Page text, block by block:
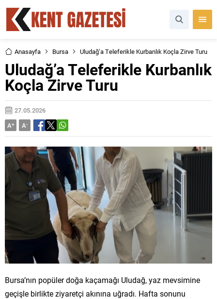
Anasayfa Bursa Uludağ’a Teleferikle Kurbanlık Koçla Zirve Turu
Uludağ’a Teleferikle Kurbanlık
Koçla Zirve Turu
27.05.2026
A+ A-
Bursa’nın popüler doğa kaçamağı Uludağ, yaz mevsimine
geçişle birlikte ziyaretçi akınına uğradı. Hafta sonunu